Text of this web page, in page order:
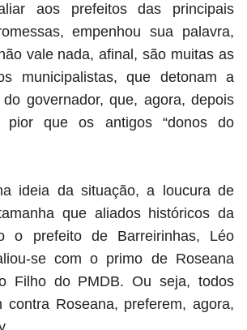
aos prefeitos das principais
empenhou sua palavra,
vale nada, afinal, são muitas as
municipalistas, que detonam a
governador, que, agora, depois
que os antigos “donos do
ideia da situação, a loucura de
que aliados históricos da
o prefeito de Barreirinhas, Léo
se com o primo de Roseana
Filho do PMDB. Ou seja, todos
contra Roseana, preferem, agora,